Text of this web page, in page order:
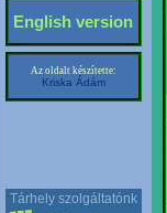
English version
Az oldalt készítette:
Kriska Ádám
Tárhely szolgáltatónk